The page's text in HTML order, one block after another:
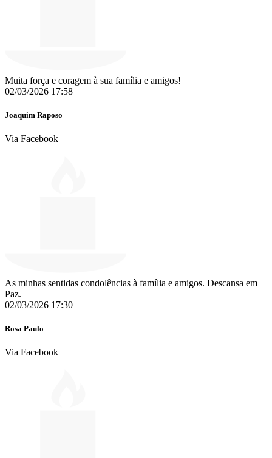
Muita força e coragem à sua família e amigos!
02/03/2026 17:58
Joaquim Raposo
Via Facebook
As minhas sentidas condolências à família e amigos. Descansa em
Paz.
02/03/2026 17:30
Rosa Paulo
Via Facebook